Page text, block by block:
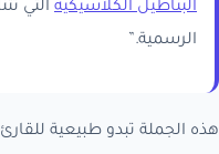
البناطيل الكلاسيكية التي
الرسمية.”
هذه الجملة تبدو طبيعية